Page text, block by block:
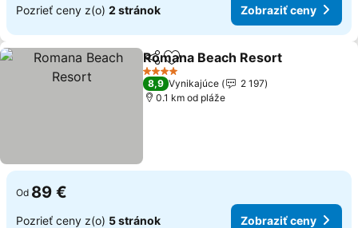
Pozrieť ceny z(o) 2 stránok Zobraziť ceny
ZdieľaťPridať do obľúbených
Romana Beach Resort
4 Počet hviezdičiek
8,9 Vynikajúce
2 197
0.1 km od pláže
Od 89 €
Pozrieť ceny z(o) 5 stránok Zobraziť ceny